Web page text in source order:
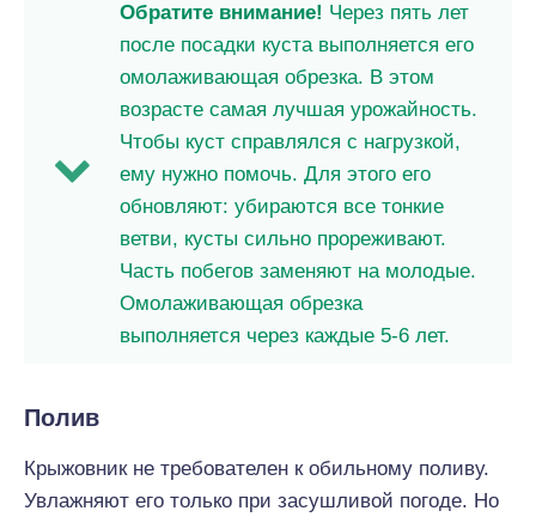
Обратите внимание! Через пять лет
после посадки куста выполняется его
омолаживающая обрезка. В этом
возрасте самая лучшая урожайность.
Чтобы куст справлялся с нагрузкой,
ему нужно помочь. Для этого его
обновляют: убираются все тонкие
ветви, кусты сильно прореживают.
Часть побегов заменяют на молодые.
Омолаживающая обрезка
выполняется через каждые 5-6 лет.
Полив
Крыжовник не требователен к обильному поливу.
Увлажняют его только при засушливой погоде. Но